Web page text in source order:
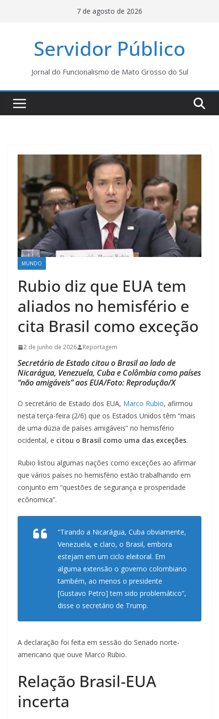
7 de agosto de 2026
Servidor Público
Jornal do Funcionalismo de Mato Grosso do Sul
MUNDO
Rubio diz que EUA tem
aliados no hemisfério e
cita Brasil como exceção
2 de junho de 2026 Reportagem
Secretário de Estado citou o Brasil ao lado de
Nicarágua, Venezuela, Cuba e Colômbia como países
“não amigáveis” aos EUA/Foto: Reprodução/X
O secretário de Estado dos EUA, Marco Rubio, afirmou
nesta terça-feira (2/6) que os Estados Unidos têm “mais
de uma dúzia de países amigáveis” no hemisfério
ocidental, e citou o Brasil como uma das exceções.
Rubio listou algumas nações como exceções ao afirmar
que vários países no hemisfério estão trabalhando em
conjunto em “questões de segurança e prosperidade
ecônomica”.
“Tirando a Nicarágua, Cuba obviamente,
Venezuela, e claro, o Brasil, embora
estejam em um ciclo eleitoral. Em
alguma extensão o governo colombiano
também, ao menos o presidente
[Gustavo Petro] tem sido problemático”,
disse o secretário de Trump.
A declaração foi feita em sessão do Senado norte-
americano que ouve Marco Rubio.
Relação Brasil-EUA
incerta